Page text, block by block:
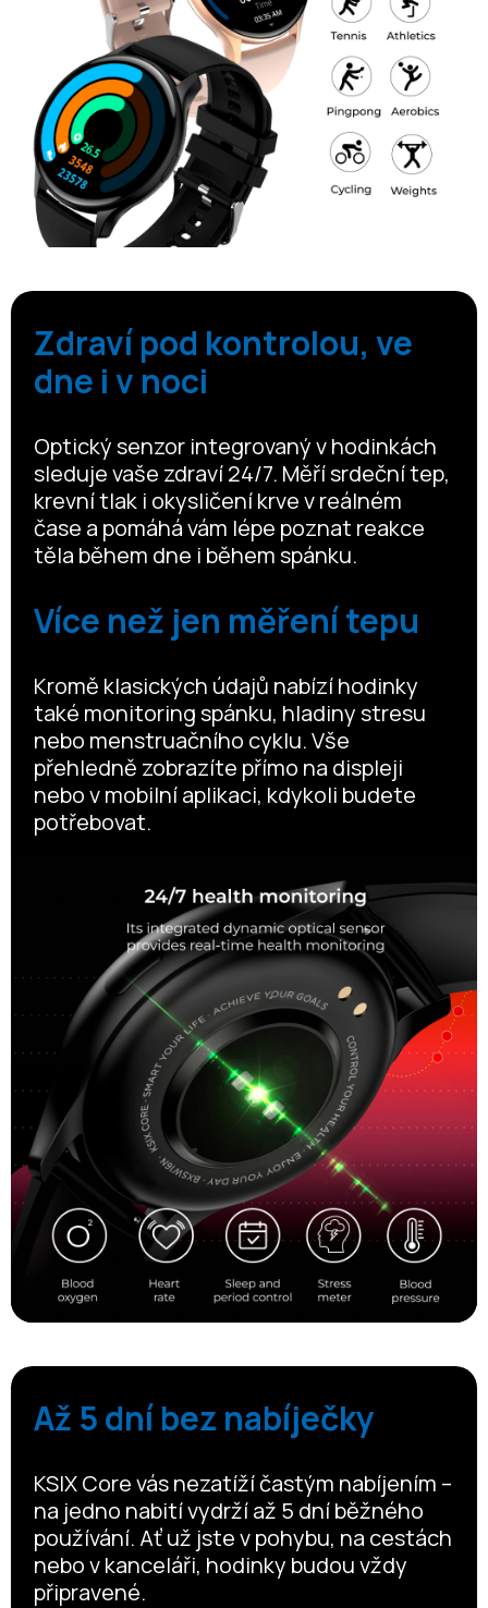
Zdraví pod kontrolou, ve
dne i v noci
Optický senzor integrovaný v hodinkách
sleduje vaše zdraví 24/7. Měří srdeční tep,
krevní tlak i okysličení krve v reálném
čase a pomáhá vám lépe poznat reakce
těla během dne i během spánku.
Více než jen měření tepu
Kromě klasických údajů nabízí hodinky
také monitoring spánku, hladiny stresu
nebo menstruačního cyklu. Vše
přehledně zobrazíte přímo na displeji
nebo v mobilní aplikaci, kdykoli budete
potřebovat.
Až 5 dní bez nabíječky
KSIX Core vás nezatíží častým nabíjením –
na jedno nabití vydrží až 5 dní běžného
používání. Ať už jste v pohybu, na cestách
nebo v kanceláři, hodinky budou vždy
připravené.